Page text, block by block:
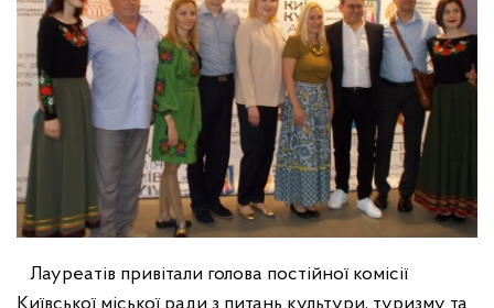
Лауреатів привітали голова постійної комісії
Київської міської ради з питань культури, туризму та